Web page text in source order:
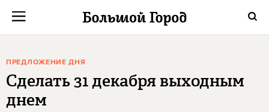
ПРЕДЛОЖЕНИЕ ДНЯ
Сделать 31 декабря выходным
днем